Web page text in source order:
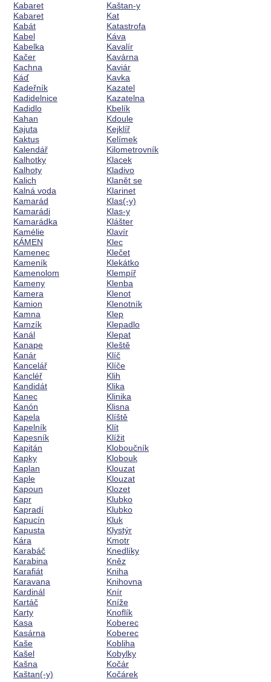
Kabaret
Kabaret
Kabát
Kabel
Kabelka
Kačer
Kachna
Káď
Kadeřník
Kadidelnice
Kadidlo
Kahan
Kajuta
Kaktus
Kalendář
Kalhotky
Kalhoty
Kalich
Kalná voda
Kamarád
Kamarádi
Kamarádka
Kamélie
KÁMEN
Kamenec
Kameník
Kamenolom
Kameny
Kamera
Kamion
Kamna
Kamzík
Kanál
Kanape
Kanár
Kancelář
Kancléř
Kandidát
Kanec
Kanón
Kapela
Kapelník
Kapesník
Kapitán
Kapky
Kaplan
Kaple
Kapoun
Kapr
Kapradí
Kapucín
Kapusta
Kára
Karabáč
Karabina
Karafiát
Karavana
Kardinál
Kartáč
Karty
Kasa
Kasárna
Kaše
Kašel
Kašna
Kaštan(-y)
Kaštan-y
Kat
Katastrofa
Káva
Kavalír
Kavárna
Kaviár
Kavka
Kazatel
Kazatelna
Kbelík
Kdoule
Kejklíř
Kelímek
Kilometrovník
Klacek
Kladivo
Klanět se
Klarinet
Klas(-y)
Klas-y
Klášter
Klavír
Klec
Klečet
Klekátko
Klempíř
Klenba
Klenot
Klenotník
Klep
Klepadlo
Klepat
Kleště
Klíč
Klíče
Klih
Klika
Klinika
Klisna
Klíště
Klít
Klížit
Kloboučník
Klobouk
Klouzat
Klouzat
Klozet
Klubko
Klubko
Kluk
Klystýr
Kmotr
Knedlíky
Kněz
Kniha
Knihovna
Knír
Kníže
Knoflík
Koberec
Koberec
Kobliha
Kobylky
Kočár
Kočárek